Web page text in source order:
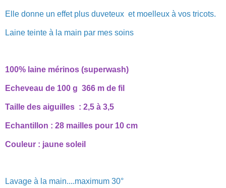
Elle donne un effet plus duveteux et moelleux à vos tricots.
Laine teinte à la main par mes soins
100% laine mérinos (superwash)
Echeveau de 100 g 366 m de fil
Taille des aiguilles : 2,5 à 3,5
Echantillon : 28 mailles pour 10 cm
Couleur : jaune soleil
Lavage à la main....maximum 30°